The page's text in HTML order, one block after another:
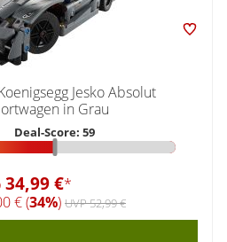
Jesko Absolut
in Grau
Deal-Score: 59
34,99 €*
€ (34%) UVP 52,99 €